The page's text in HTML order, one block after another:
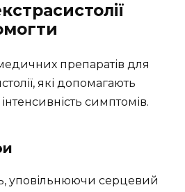
медичних препаратів для
які допомагають
симптомів.
уповільнюючи серцевий